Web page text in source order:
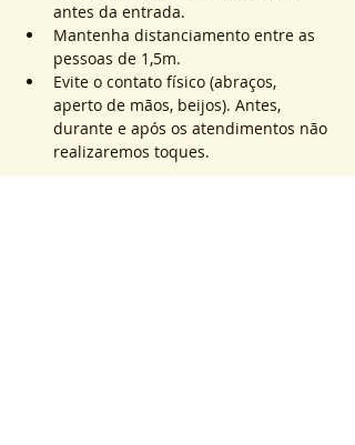
antes da entrada.
Mantenha distanciamento entre as
pessoas de 1,5m.
Evite o contato físico (abraços,
aperto de mãos, beijos). Antes,
durante e após os atendimentos não
realizaremos toques.